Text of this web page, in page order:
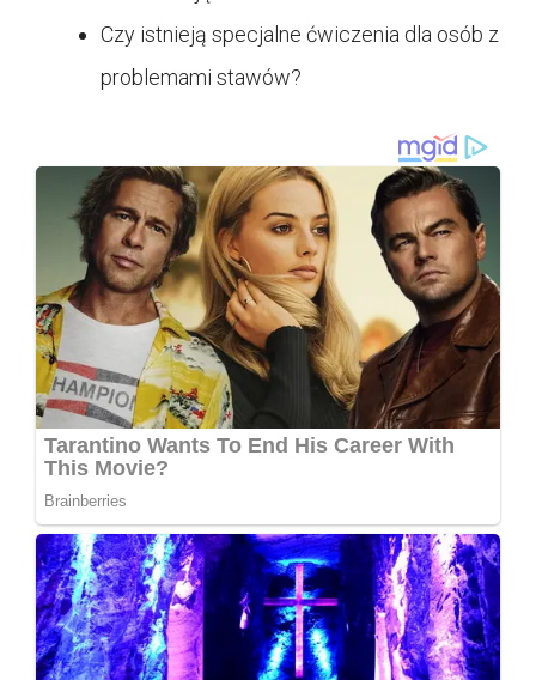
Czy istnieją specjalne ćwiczenia dla osób z
problemami stawów?